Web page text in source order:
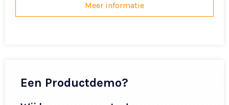
Meer informatie
Een Productdemo?